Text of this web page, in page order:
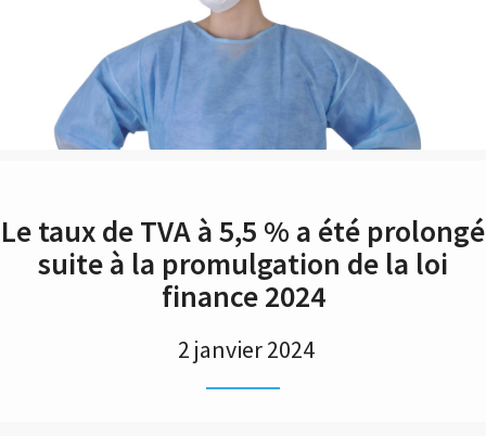
Le taux de TVA à 5,5 % a été prolongé
suite à la promulgation de la loi
finance 2024
2 janvier 2024